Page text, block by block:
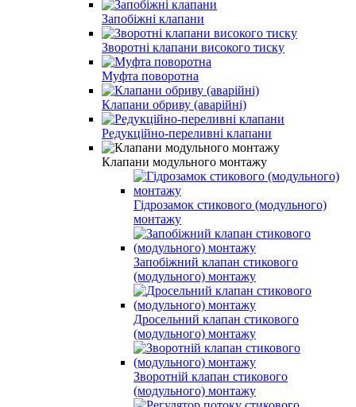
Запобіжні клапани
Зворотні клапани високого тиску
Муфта поворотна
Клапани обриву (аварійні)
Редукційно-переливні клапани
Клапани модульного монтажу
Гідрозамок стикового (модульного)
монтажу
Запобіжний клапан стикового
(модульного) монтажу
Дросельний клапан стикового
(модульного) монтажу
Зворотній клапан стикового
(модульного) монтажу